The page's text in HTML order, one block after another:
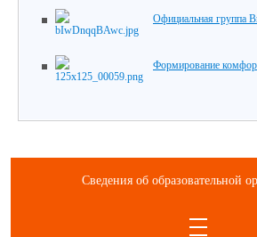
Официальная группа
Формирование
Сведения об образовательной